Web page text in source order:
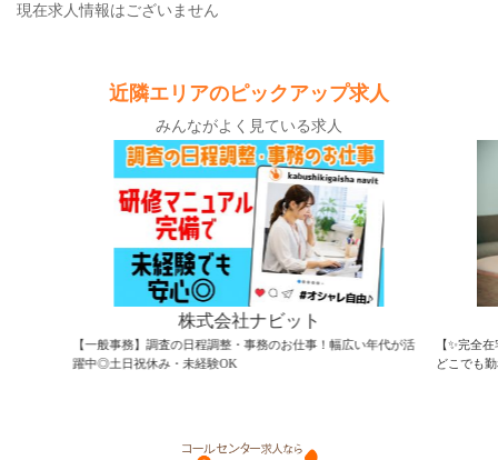
現在求人情報はございません
近隣エリアのピックアップ求人
みんながよく見ている求人
株式会社ナビット
【一般事務】調査の日程調整・事務のお仕事！幅広い年代が活
躍中◎土日祝休み・未経験OK
【✨完全
どこでも